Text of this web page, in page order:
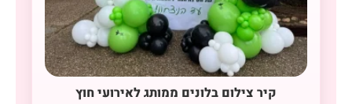
קיר צילום בלונים ממותג לאירועי חוץ